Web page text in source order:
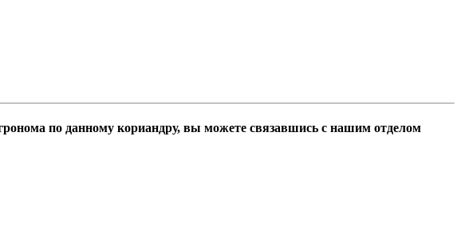
по данному кориандру, вы можете связавшись с нашим отделом